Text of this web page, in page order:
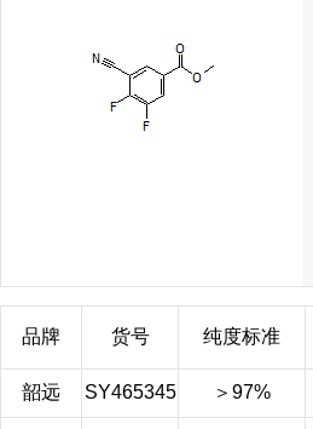
品牌 货号 纯度标准
韶远 SY465345 ＞97%